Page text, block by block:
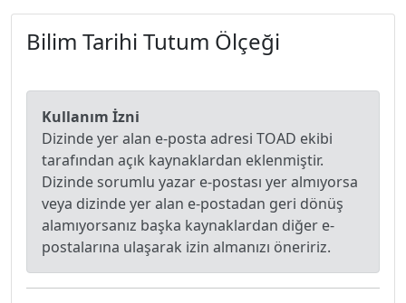
Bilim Tarihi Tutum Ölçeği
Kullanım İzni
Dizinde yer alan e-posta adresi TOAD ekibi
tarafından açık kaynaklardan eklenmiştir.
Dizinde sorumlu yazar e-postası yer almıyorsa
veya dizinde yer alan e-postadan geri dönüş
alamıyorsanız başka kaynaklardan diğer e-
postalarına ulaşarak izin almanızı öneririz.